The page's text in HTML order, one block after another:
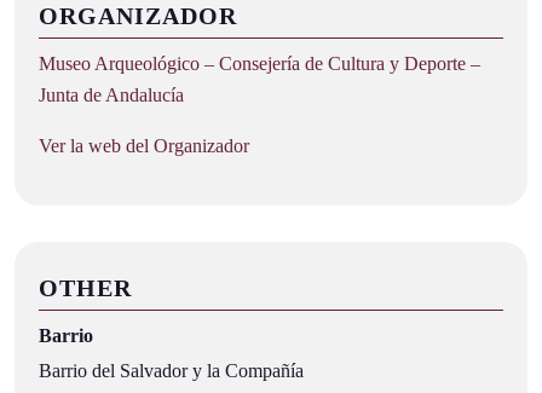
ORGANIZADOR
Museo Arqueológico – Consejería de Cultura y Deporte –
Junta de Andalucía
Ver la web del Organizador
OTHER
Barrio
Barrio del Salvador y la Compañía